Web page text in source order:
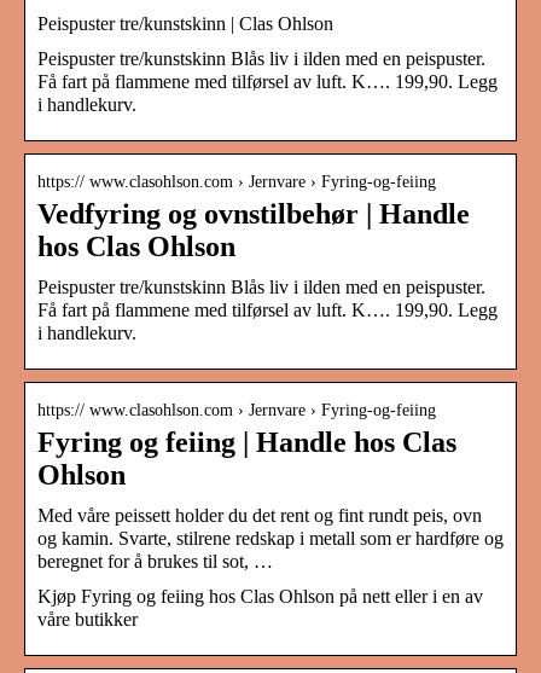
Peispuster tre/kunstskinn | Clas Ohlson
Peispuster tre/kunstskinn Blås liv i ilden med en peispuster.
Få fart på flammene med tilførsel av luft. K…. 199,90. Legg
i handlekurv.
https:// www.clasohlson.com › Jernvare › Fyring-og-feiing
Vedfyring og ovnstilbehør | Handle
hos Clas Ohlson
Peispuster tre/kunstskinn Blås liv i ilden med en peispuster.
Få fart på flammene med tilførsel av luft. K…. 199,90. Legg
i handlekurv.
https:// www.clasohlson.com › Jernvare › Fyring-og-feiing
Fyring og feiing | Handle hos Clas
Ohlson
Med våre peissett holder du det rent og fint rundt peis, ovn
og kamin. Svarte, stilrene redskap i metall som er hardføre og
beregnet for å brukes til sot, …
Kjøp Fyring og feiing hos Clas Ohlson på nett eller i en av
våre butikker